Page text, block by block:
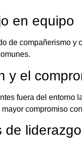
en equipo
de compañerismo y
y el
fuera del entorno
compromiso
de liderazgo